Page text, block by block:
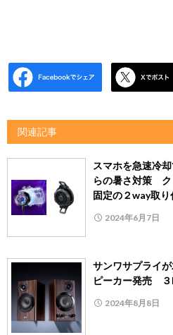
関連記事
スマホを急速冷
らの暑さ対策 ク
固定の２way取り
2024年6月7日
サンワサプライ
ピーカー発売 ３
2024年8月8日